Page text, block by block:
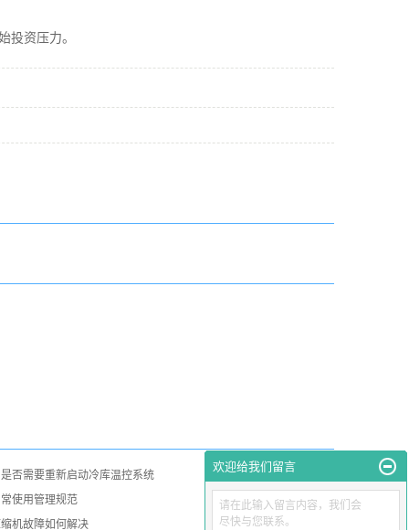
资压力。
否需要重新启动冷库温控系统
使用管理规范
机故障如何解决
欢迎给我们留言
请在此输入留言内容，我们会
尽快与您联系。